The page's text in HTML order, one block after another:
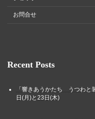
お問合せ
Recent Posts
「響きあうかたち うつわと
日(月)と23日(木)